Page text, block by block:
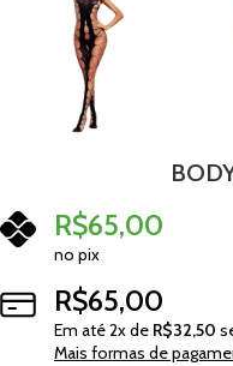
R$65,00
no pix
R$65,00
Em até2x de R$32,50
Mais formas de